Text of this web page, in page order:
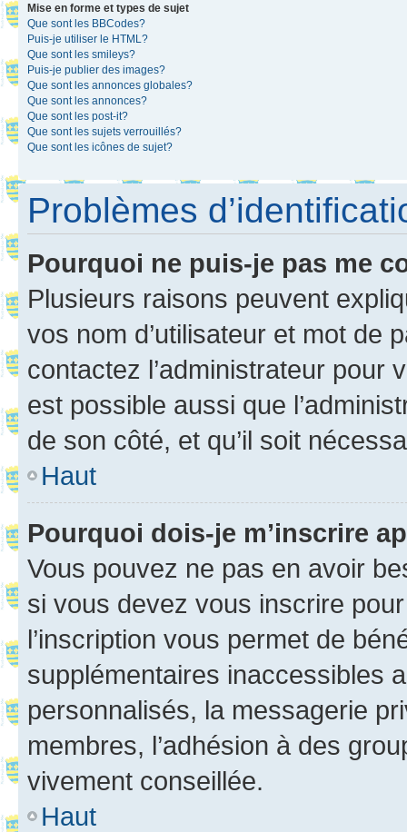
Mise en forme et types de sujet
Que sont les BBCodes?
Puis-je utiliser le HTML?
Que sont les smileys?
Puis-je publier des images?
Que sont les annonces globales?
Que sont les annonces?
Que sont les post-it?
Que sont les sujets verrouillés?
Que sont les icônes de sujet?
Problèmes
Pourquoi ne puis-je pas me
Plusieurs raisons peuvent
vos nom d’utilisateur et mot de
contactez l’administrateur pour
est possible aussi que
de son côté, et qu’il soit
Haut
Pourquoi dois-je m’inscrire
Vous pouvez ne pas en avoir
si vous devez vous inscrire
l’inscription vous permet de
supplémentaires inaccessibles
personnalisés, la messagerie
membres, l’adhésion à des
vivement conseillée.
Haut